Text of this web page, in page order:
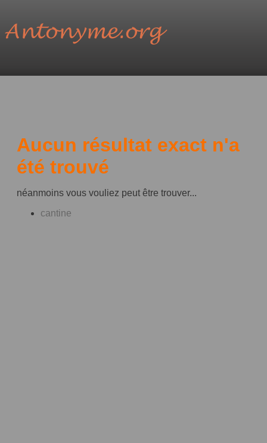
Aucun résultat exact n'a
été trouvé
néanmoins vous vouliez peut être trouver...
cantine